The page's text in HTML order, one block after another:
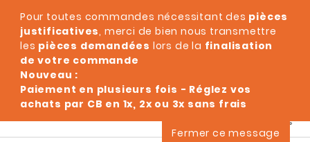
Pour toutes commandes nécessitant des pièces
justificatives, merci de bien nous transmettre
les pièces demandées lors de la finalisation
de votre commande
Nouveau :
Paiement en plusieurs fois - Réglez vos
achats par CB en 1x, 2x ou 3x sans frais
Fermer ce message